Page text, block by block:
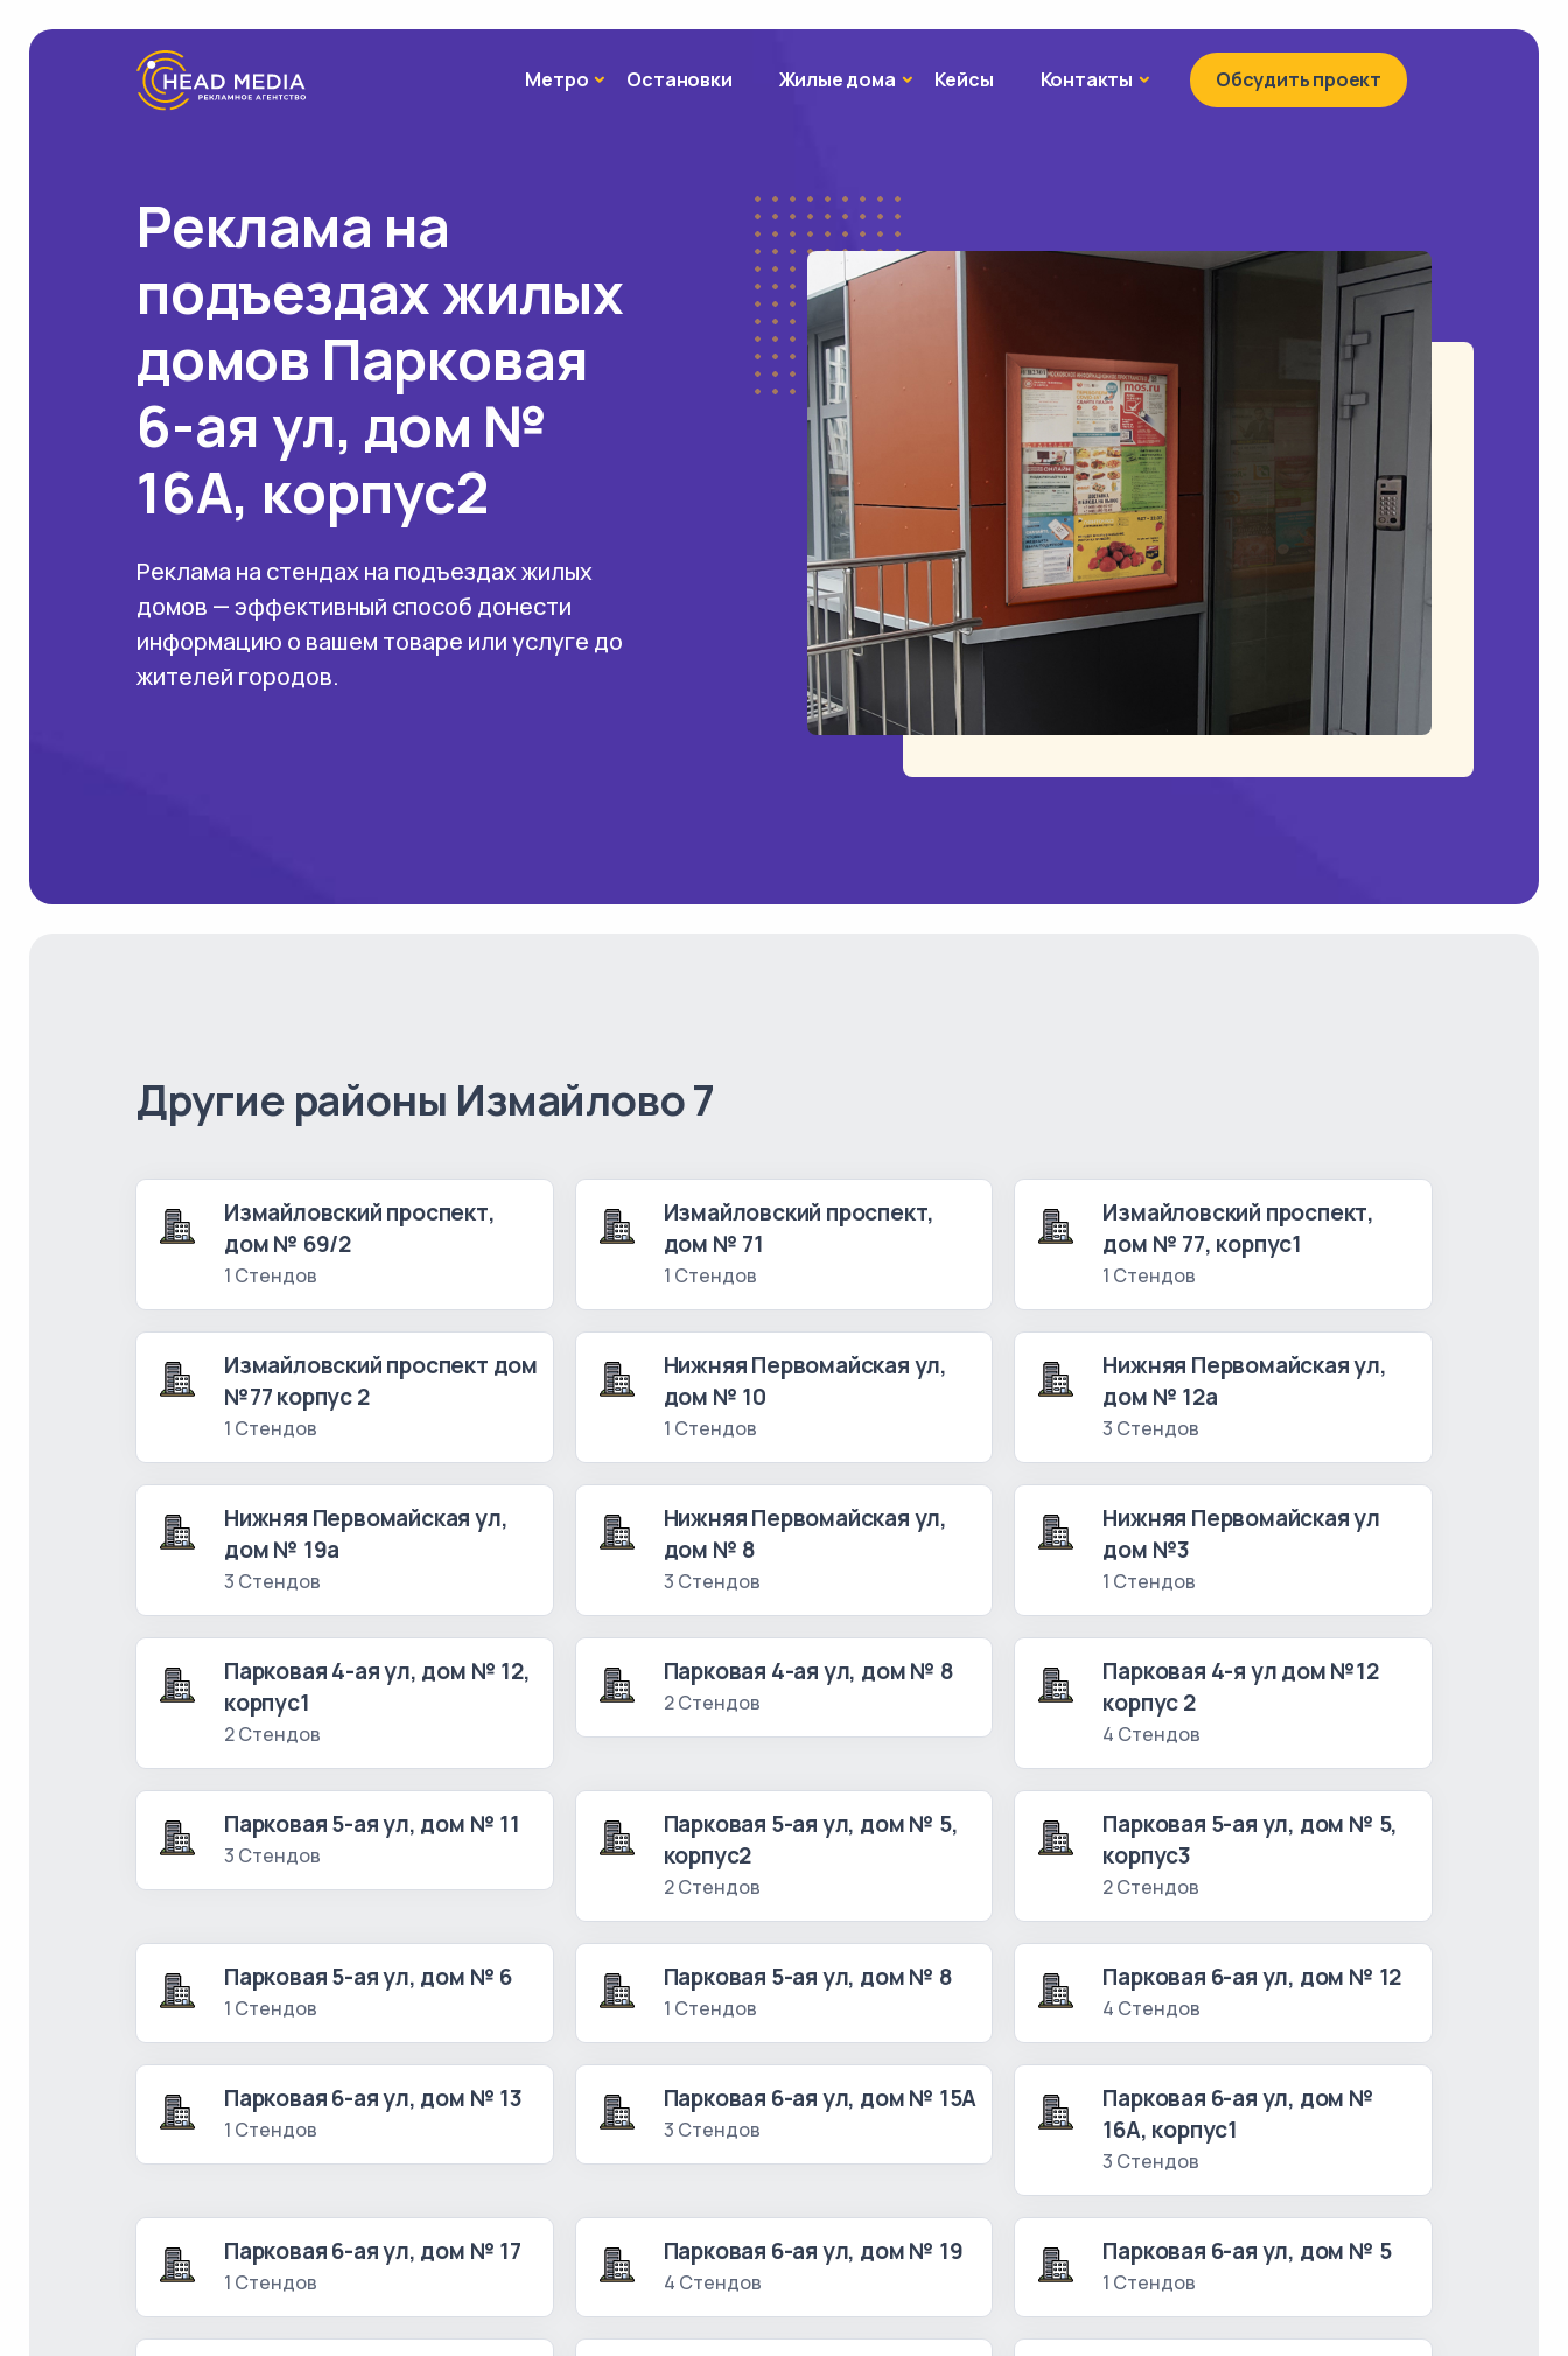
МетроМетроОстановки Жилые домаЖилые дома
Кейсы Контакты КонтактыОбсудить проект
Реклама на
подъездах жилых
домов Парковая
6-ая ул, дом №
16А, корпус2
Реклама на стендах на подъездах жилых
домов — эффективный способ донести
информацию о вашем товаре или услуге до
жителей городов.
Другие районы Измайлово 7
Измайловский проспект,
дом № 69/2
1 Стендов
Измайловский проспект,
дом № 71
1 Стендов
Измайловский проспект,
дом № 77, корпус1
1 Стендов
Измайловский проспект дом
№77 корпус 2
1 Стендов
Нижняя Первомайская ул,
дом № 10
1 Стендов
Нижняя Первомайская ул,
дом № 12а
3 Стендов
Нижняя Первомайская ул,
дом № 19а
3 Стендов
Нижняя Первомайская ул,
дом № 8
3 Стендов
Нижняя Первомайская ул
дом №3
1 Стендов
Парковая 4-ая ул, дом № 12,
корпус1
2 Стендов
Парковая 4-ая ул, дом № 8
2 Стендов
Парковая 4-я ул дом №12
корпус 2
4 Стендов
Парковая 5-ая ул, дом № 11
3 Стендов
Парковая 5-ая ул, дом № 5,
корпус2
2 Стендов
Парковая 5-ая ул, дом № 5,
корпус3
2 Стендов
Парковая 5-ая ул, дом № 6
1 Стендов
Парковая 5-ая ул, дом № 8
1 Стендов
Парковая 6-ая ул, дом № 12
4 Стендов
Парковая 6-ая ул, дом № 13
1 Стендов
Парковая 6-ая ул, дом № 15А
3 Стендов
Парковая 6-ая ул, дом №
16А, корпус1
3 Стендов
Парковая 6-ая ул, дом № 17
1 Стендов
Парковая 6-ая ул, дом № 19
4 Стендов
Парковая 6-ая ул, дом № 5
1 Стендов